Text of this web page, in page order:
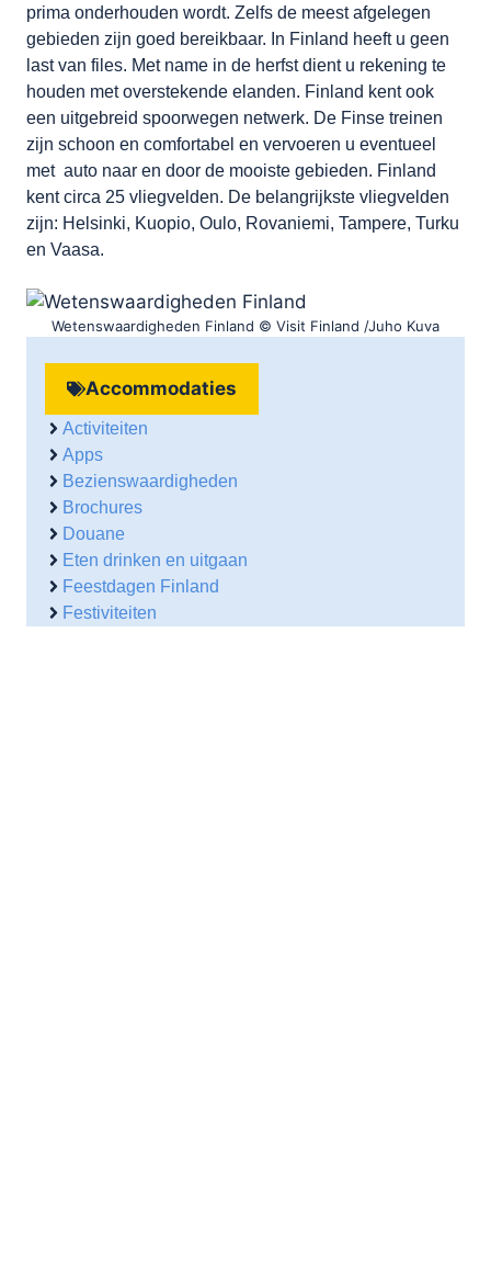
prima onderhouden wordt. Zelfs de meest afgelegen
gebieden zijn goed bereikbaar. In Finland heeft u geen
last van files. Met name in de herfst dient u rekening te
houden met overstekende elanden. Finland kent ook
een uitgebreid spoorwegen netwerk. De Finse treinen
zijn schoon en comfortabel en vervoeren u eventueel
met auto naar en door de mooiste gebieden. Finland
kent circa 25 vliegvelden. De belangrijkste vliegvelden
zijn: Helsinki, Kuopio, Oulo, Rovaniemi, Tampere, Turku
en Vaasa.
Wetenswaardigheden Finland © Visit Finland /Juho Kuva
Accommodaties
Activiteiten
Apps
Bezienswaardigheden
Brochures
Douane
Eten drinken en uitgaan
Feestdagen Finland
Festiviteiten